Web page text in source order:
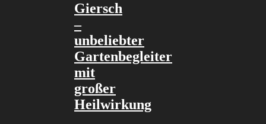
Giersch
–
unbeliebter
Gartenbegleiter
mit
großer
Heilwirkung